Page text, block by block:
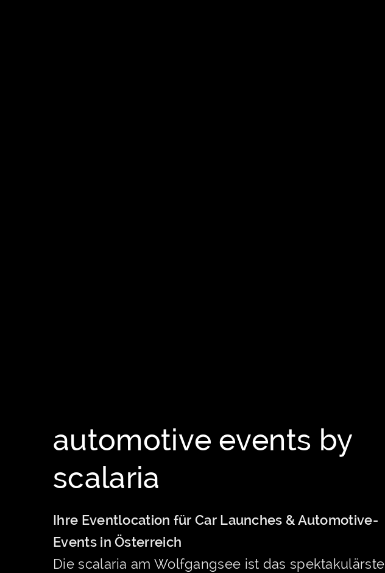
automotive events by
scalaria
Ihre Eventlocation für Car Launches & Automotive-
Events in Österreich
Die scalaria am Wolfgangsee ist das spektakulärste